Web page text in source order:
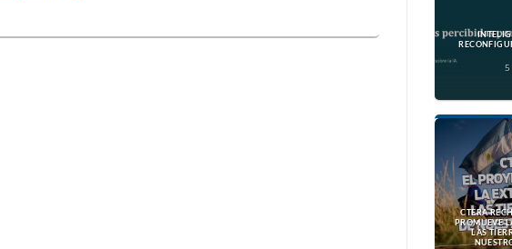
5
CTERA
PROMUEVE
LAS